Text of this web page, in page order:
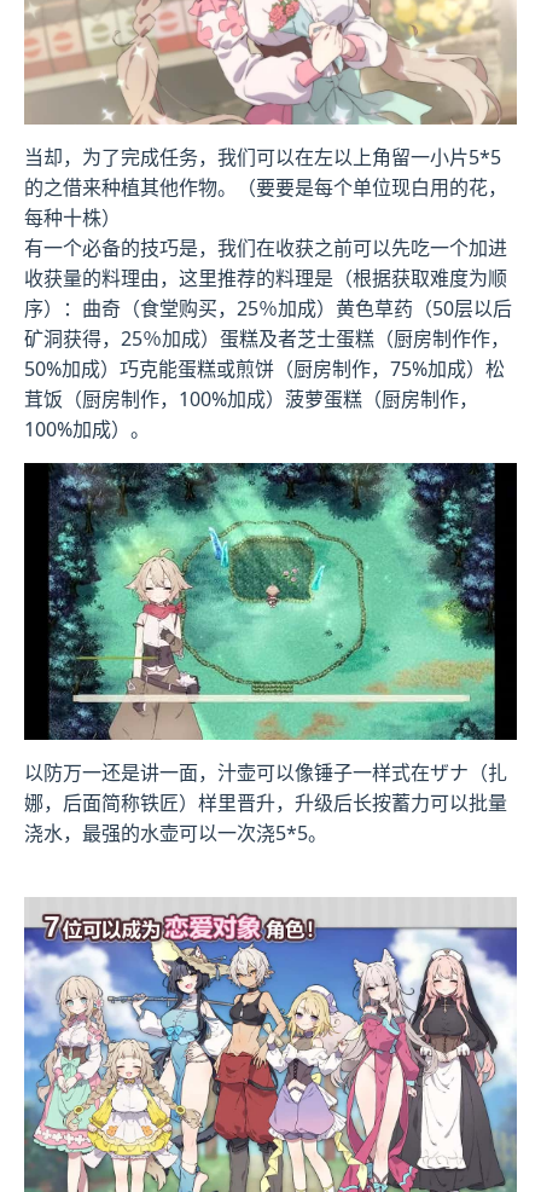
当却，为了完成任务，我们可以在左以上角留一小片5*5
的之借来种植其他作物。（要要是每个单位现白用的花，
每种十株）
有一个必备的技巧是，我们在收获之前可以先吃一个加进
收获量的料理由，这里推荐的料理是（根据获取难度为顺
序）：曲奇（食堂购买，25％加成）黄色草药（50层以后
矿洞获得，25％加成）蛋糕及者芝士蛋糕（厨房制作作，
50%加成）巧克能蛋糕或煎饼（厨房制作，75%加成）松
茸饭（厨房制作，100%加成）菠萝蛋糕（厨房制作，
100%加成）。
以防万一还是讲一面，汁壶可以像锤子一样式在ザナ（扎
娜，后面简称铁匠）样里晋升，升级后长按蓄力可以批量
浇水，最强的水壶可以一次浇5*5。